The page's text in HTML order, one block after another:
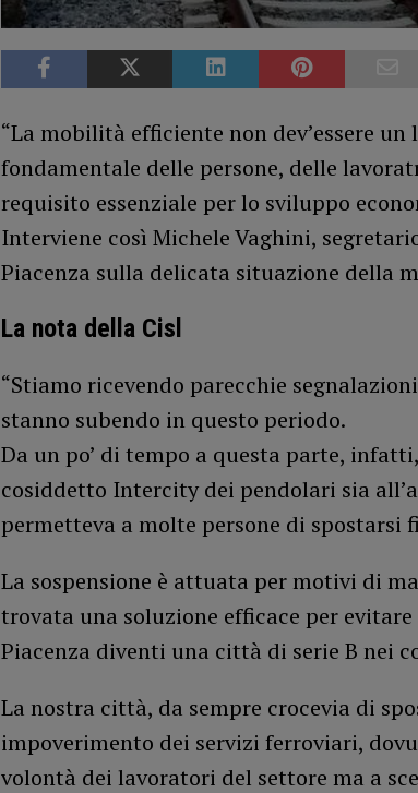
“La mobilità efficiente non dev’essere
fondamentale delle persone, delle
requisito essenziale per lo sviluppo
Interviene così Michele Vaghini,
Piacenza sulla delicata situazione della
La nota della Cisl
“Stiamo ricevendo parecchie
stanno subendo in questo periodo.
Da un po’ di tempo a questa parte,
cosiddetto Intercity dei pendolari sia
permetteva a molte persone di spostarsi
La sospensione è attuata per motivi di
trovata una soluzione efficace per
Piacenza diventi una città di serie B nei
La nostra città, da sempre crocevia di
impoverimento dei servizi ferroviari,
volontà dei lavoratori del settore ma a